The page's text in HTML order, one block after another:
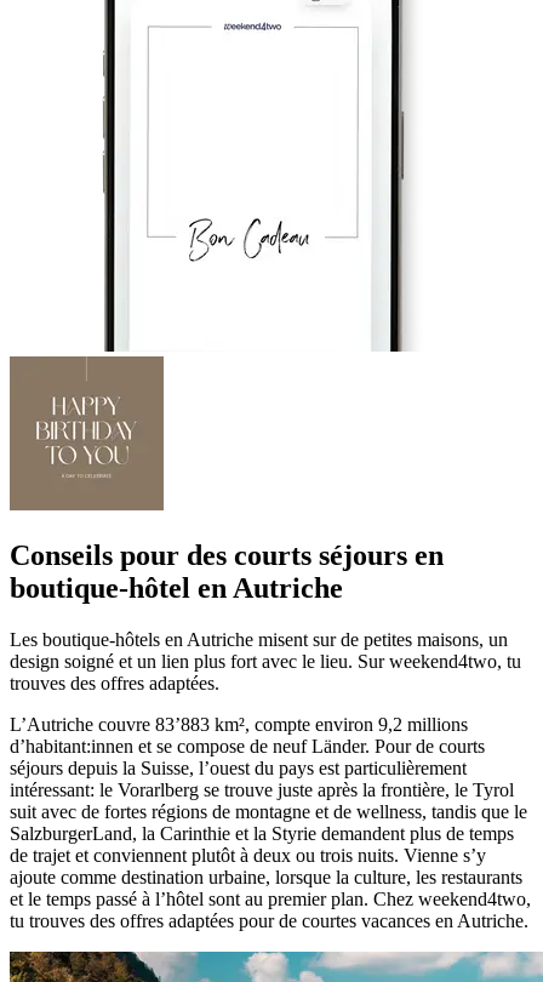
Conseils pour des courts séjours en
boutique-hôtel en Autriche
Les boutique-hôtels en Autriche misent sur de petites maisons, un
design soigné et un lien plus fort avec le lieu. Sur weekend4two, tu
trouves des offres adaptées.
L’Autriche couvre 83’883 km², compte environ 9,2 millions
d’habitant:innen et se compose de neuf Länder. Pour de courts
séjours depuis la Suisse, l’ouest du pays est particulièrement
intéressant: le Vorarlberg se trouve juste après la frontière, le Tyrol
suit avec de fortes régions de montagne et de wellness, tandis que le
SalzburgerLand, la Carinthie et la Styrie demandent plus de temps
de trajet et conviennent plutôt à deux ou trois nuits. Vienne s’y
ajoute comme destination urbaine, lorsque la culture, les restaurants
et le temps passé à l’hôtel sont au premier plan. Chez weekend4two,
tu trouves des offres adaptées pour de courtes vacances en Autriche.